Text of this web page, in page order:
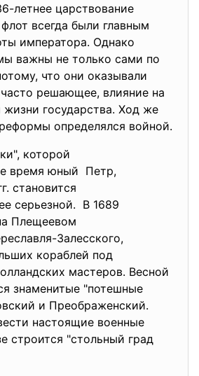
летнее царствование
всегда были главным
императора. Однако
важны не только сами по
что они оказывали
решающее, влияние на
государства. Ход же
определялся войной.
которой
время юный Петр,
становится
серьезной. В 1689
Плещеевом
Залесского,
кораблей под
мастеров. Весной
знаменитые "потешные
и Преображенский.
настоящие военные
строится "стольный град